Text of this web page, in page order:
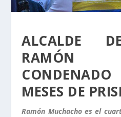
ALCALDE
RAMÓN
MESES DE
Ramón Muchacho es el